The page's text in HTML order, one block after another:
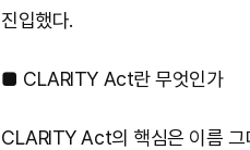
진입했다.
■ CLARITY Act란 무엇인가
CLARITY Act의 핵심은 이름 그